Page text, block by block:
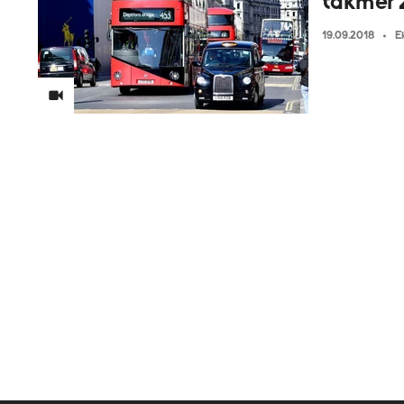
19.09.2018